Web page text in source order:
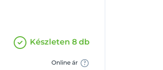
Készleten 8 db
Online ár